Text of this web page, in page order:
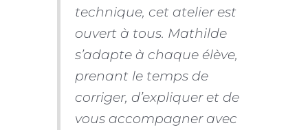
technique, cet atelier est
ouvert à tous. Mathilde
s’adapte à chaque élève,
prenant le temps de
corriger, d’expliquer et de
vous accompagner avec